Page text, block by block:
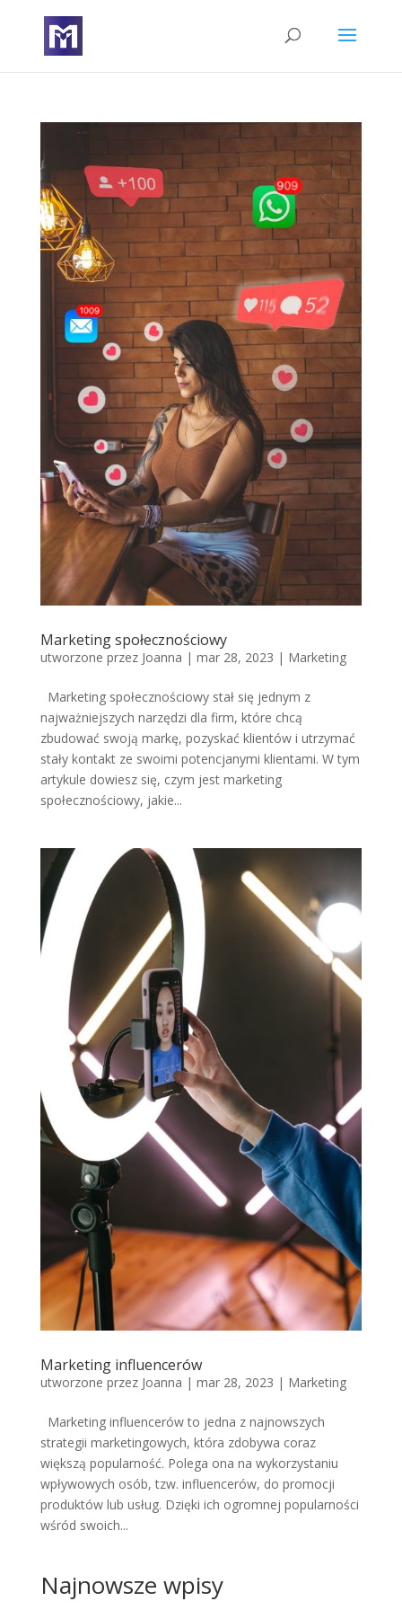
Marketing społecznościowy
utworzone przez Joanna | mar 28, 2023 | Marketing
Marketing społecznościowy stał się jednym z
najważniejszych narzędzi dla firm, które chcą
zbudować swoją markę, pozyskać klientów i utrzymać
stały kontakt ze swoimi potencjanymi klientami. W tym
artykule dowiesz się, czym jest marketing
społecznościowy, jakie...
Marketing influencerów
utworzone przez Joanna | mar 28, 2023 | Marketing
Marketing influencerów to jedna z najnowszych
strategii marketingowych, która zdobywa coraz
większą popularność. Polega ona na wykorzystaniu
wpływowych osób, tzw. influencerów, do promocji
produktów lub usług. Dzięki ich ogromnej popularności
wśród swoich...
Najnowsze wpisy